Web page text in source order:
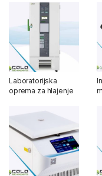
Laboratorijska
oprema za hlajenje